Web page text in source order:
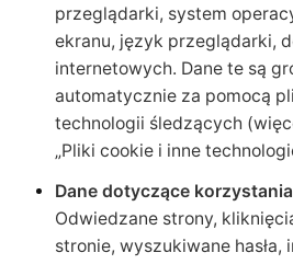
przeglądarki, system
ekranu, język przeglądarki,
internetowych. Dane te są
automatycznie za pomocą
technologii śledzących
„Pliki cookie i inne
Dane dotyczące korzystania
Odwiedzane strony,
stronie, wyszukiwane hasła,